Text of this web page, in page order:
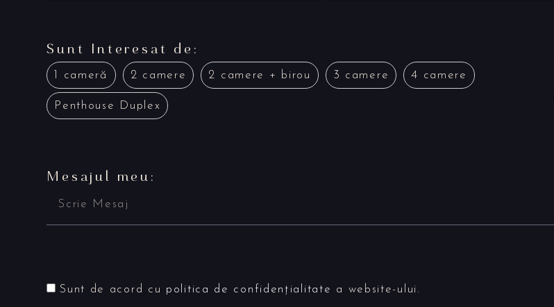
Sunt Interesat de:
1 cameră 2 camere 2 camere + birou 3 camere 4 camere
Penthouse Duplex
Mesajul meu:
Sunt de acord cu politica de confidențialitate a website-ului.